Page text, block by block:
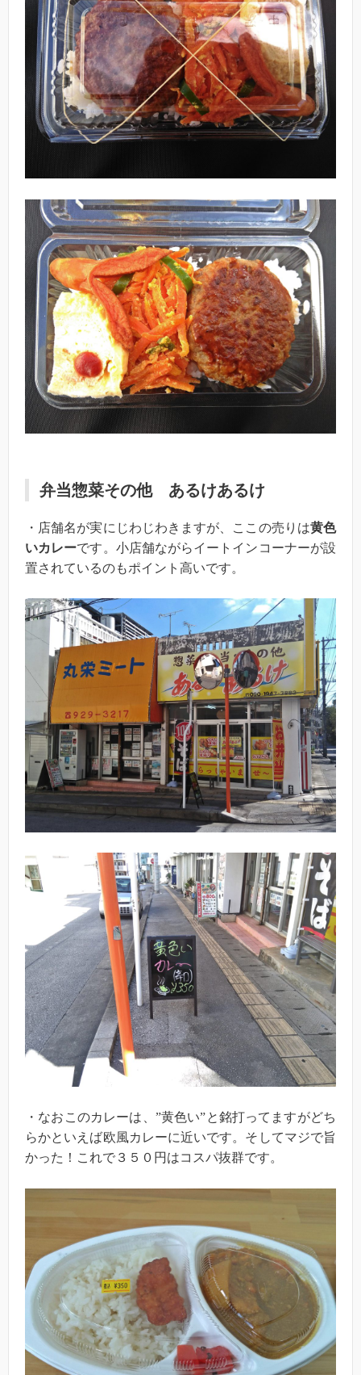
弁当惣菜その他 あるけあるけ
・店舗名が実にじわじわきますが、ここの売りは黄色
いカレーです。小店舗ながらイートインコーナーが設
置されているのもポイント高いです。
・なおこのカレーは、”黄色い”と銘打ってますがどち
らかといえば欧風カレーに近いです。そしてマジで旨
かった！これで３５０円はコスパ抜群です。